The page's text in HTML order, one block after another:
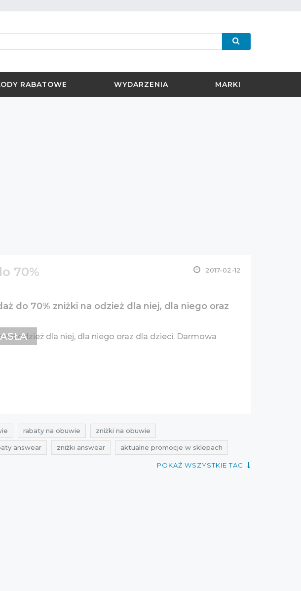
RABATOWE WYDARZENIA MARKI
70% 2017-02-12
do 70% zniżki na odzież dla niej, dla niego oraz
na odzież dla niej, dla niego oraz dla dzieci. Darmowa
rabaty na obuwie zniżki na obuwie
answear zniżki answear aktualne promocje w sklepach
rabaty luty zniżki luty
POKAŻ WSZYSTKIE TAGI